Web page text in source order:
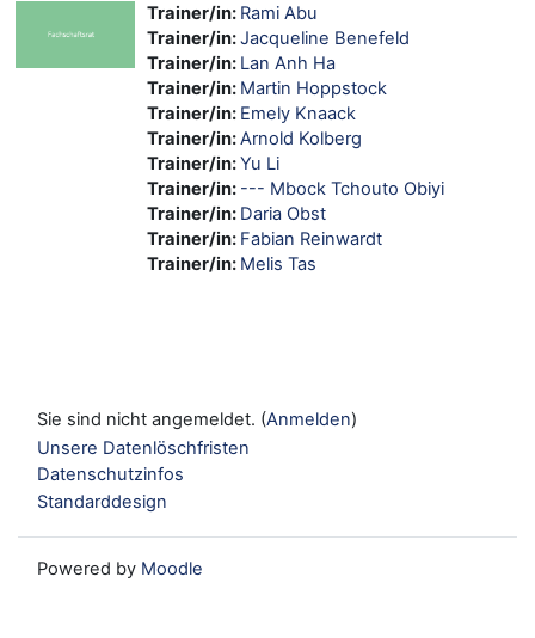
Trainer/in: Rami Abu
Trainer/in:Jacqueline Benefeld
Trainer/in: Lan Anh Ha
Trainer/in: Martin Hoppstock
Trainer/in: Emely Knaack
Trainer/in:Arnold Kolberg
Trainer/in:Yu Li
Trainer/in: --- Mbock Tchouto Obiyi
Trainer/in: Daria Obst
Trainer/in: Fabian Reinwardt
Trainer/in: Melis Tas
Sie sind nicht angemeldet. (Anmelden)
Unsere Datenlöschfristen
Datenschutzinfos
Standarddesign
Powered by Moodle